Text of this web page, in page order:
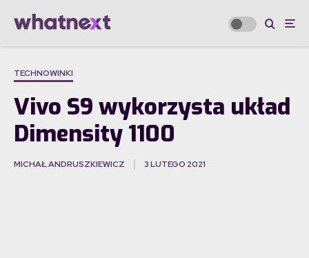
TECHNOWINKI
Vivo S9 wykorzysta układ
Dimensity 1100
MICHAŁ ANDRUSZKIEWICZ 3 LUTEGO 2021